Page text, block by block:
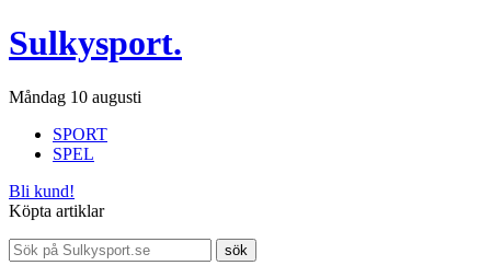
Sulkysport.
Måndag 10 augusti
SPORT
SPEL
Bli kund!
Köpta artiklar